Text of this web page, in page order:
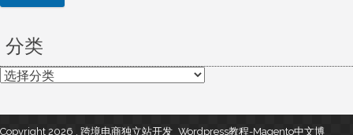
分类
分
Copyright 2026 , 跨境电商独立站开发_Wordpress教程-Magento中文博